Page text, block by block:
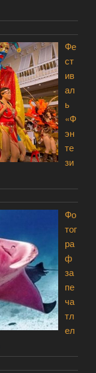
Фе
ст
ив
ал
ь
«Ф
эн
те
зи
Фо
тог
ра
ф
за
пе
ча
тл
ел